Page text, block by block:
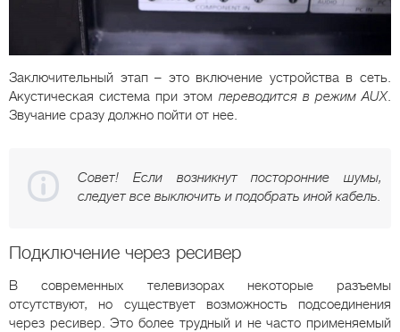
Заключительный этап – это включение устройства в сеть.
Акустическая система при этом переводится в режим AUX.
Звучание сразу должно пойти от нее.
Совет! Если возникнут посторонние шумы,
следует все выключить и подобрать иной кабель.
Подключение через ресивер
В современных телевизорах некоторые разъемы
отсутствуют, но существует возможность подсоединения
через ресивер. Это более трудный и не часто применяемый